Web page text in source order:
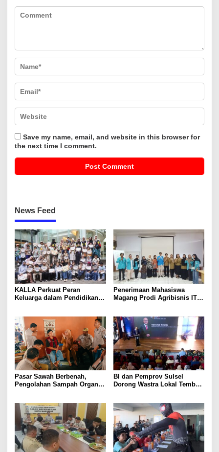
Save my name, email, and website in this browser for
the next time I comment.
News Feed
KALLA Perkuat Peran
Keluarga dalam Pendidikan
Penerimaan Mahasiswa
Magang Prodi Agribisnis ITP
Program MBKM
Pasar Sawah Berbenah,
Pengolahan Sampah Organik
BI dan Pemprov Sulsel
Dorong Wastra Lokal Tembus